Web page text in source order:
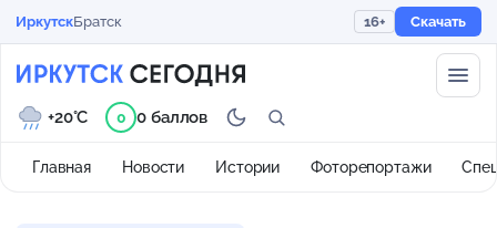
ИркутскБратск 16+ Скачать
Главная Новости Истории Фоторепортажи
+20°C 0 0 баллов